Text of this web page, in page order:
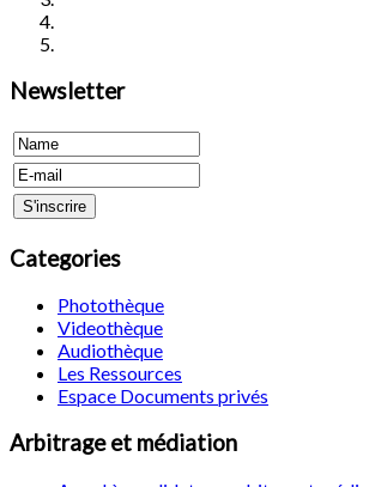
Newsletter
Categories
Photothèque
Videothèque
Audiothèque
Les Ressources
Espace Documents privés
Arbitrage et médiation